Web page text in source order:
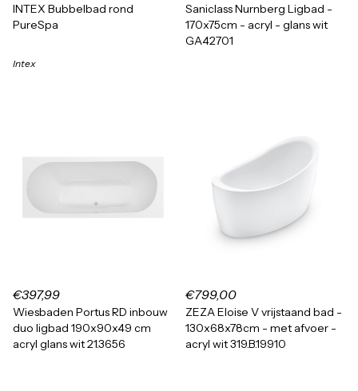
INTEX Bubbelbad rond
PureSpa
Intex
Saniclass Nurnberg Ligbad -
170x75cm - acryl - glans wit
GA42701
€397,99
Wiesbaden Portus RD inbouw
duo ligbad 190x90x49 cm
acryl glans wit 21.3656
€799,00
ZEZA Eloise V vrijstaand bad -
130x68x78cm - met afvoer -
acryl wit 319.B.19910